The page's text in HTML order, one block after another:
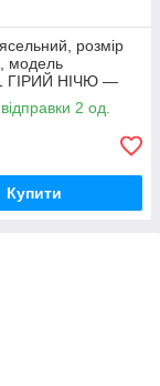
розмір
модель
ГІРИЙ НІЧЮ —
2 од.
Купити